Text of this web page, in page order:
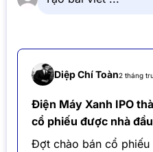
Diệp Chí Toàn2 tháng
Điện Máy Xanh IPO
cổ phiếu được nhà
Đợt chào bán cổ phiếu